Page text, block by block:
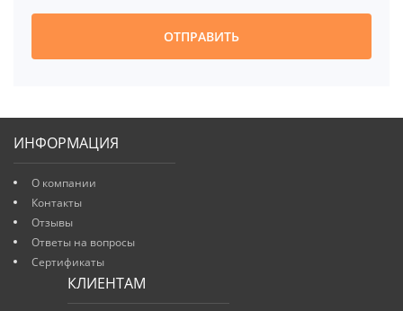
ОТПРАВИТЬ
ИНФОРМАЦИЯ
О компании
Контакты
Отзывы
Ответы на вопросы
Сертификаты
КЛИЕНТАМ